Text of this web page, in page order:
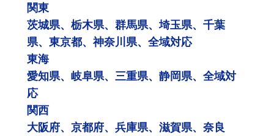
関東
茨城県、栃木県、群馬県、埼玉県、千葉
県、東京都、神奈川県、全域対応
東海
愛知県、岐阜県、三重県、静岡県、全域対
応
関西
大阪府、京都府、兵庫県、滋賀県、奈良